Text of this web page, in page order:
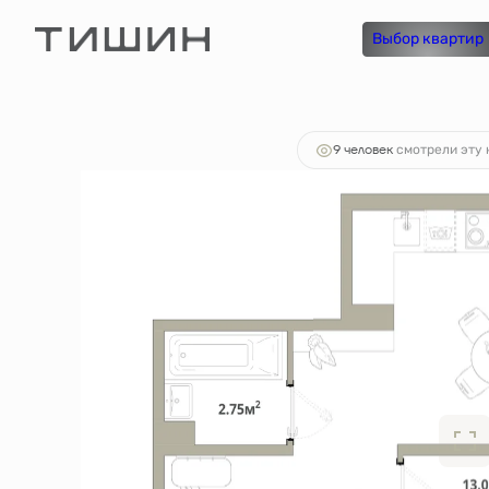
Выбор квартир
1-комнатная 45.56 м 7 881 880 руб.Ипотека
9 человек смотрели эту